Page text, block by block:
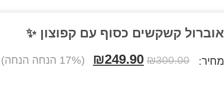
אוברול קשקשים כסוף עם קפוצון ✨
מחיר: ₪300.00
₪249.90 (17% הנחה הנחה)